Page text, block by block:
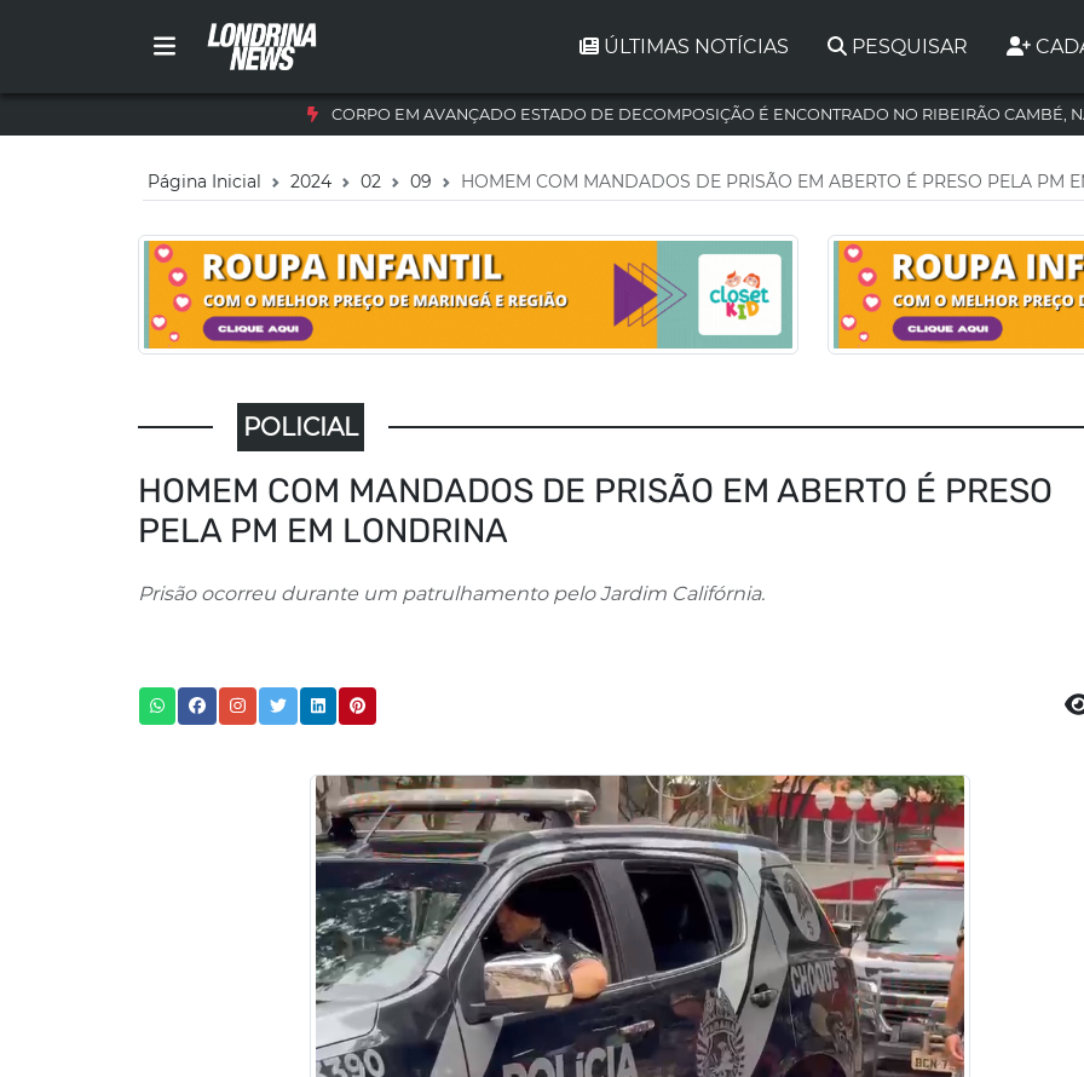
ÚLTIMAS NOTÍCIAS PESQUISAR
CORPO EM AVANÇADO ESTADO DE DECOMPOSIÇÃO É ENCONTRADO NO RIBEIRÃO CAMBÉ,
Página Inicial 2024 02 09 HOMEM COM MANDADOS DE PRISÃO EM ABERTO É PRESO PELA PM
POLICIAL
HOMEM COM MANDADOS DE PRISÃO EM ABERTO É PRESO
PELA PM EM LONDRINA
Prisão ocorreu durante um patrulhamento pelo Jardim Califórnia.